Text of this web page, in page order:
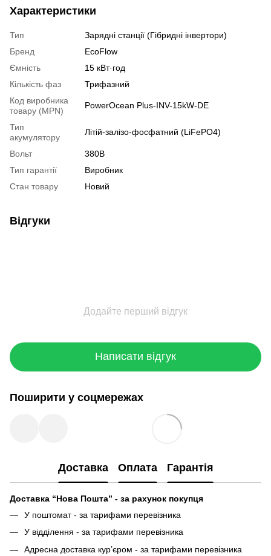
Характеристики
Тип
Зарядні станції (Гібридні інвертори)
Бренд
EcoFlow
Ємність
15 кВт·год
Кількість фаз
Трифазний
Код виробника
товару (MPN)
PowerOcean Plus-INV-15kW-DE
Тип
акумулятору
Літій-залізо-фосфатний (LiFePO4)
Вольт
380В
Тип гарантії
Виробник
Стан товару
Новий
Відгуки
Додайте перший відгук
Написати відгук
Поширити у соцмережах
Доставка Оплата Гарантія
Доставка “Нова Пошта” - за рахунок покупця
У поштомат - за тарифами перевізника
У відділення - за тарифами перевізника
Адресна доставка кур’єром - за тарифами перевізника